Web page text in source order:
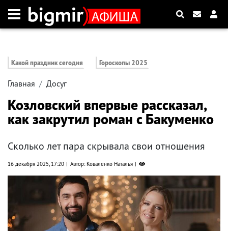
Какой праздник сегодня Гороскопы 2025
Главная Досуг
Козловский впервые рассказал,
как закрутил роман с Бакуменко
Сколько лет пара скрывала свои отношения
16 декабря 2025, 17:20 Автор: Коваленко Наталья